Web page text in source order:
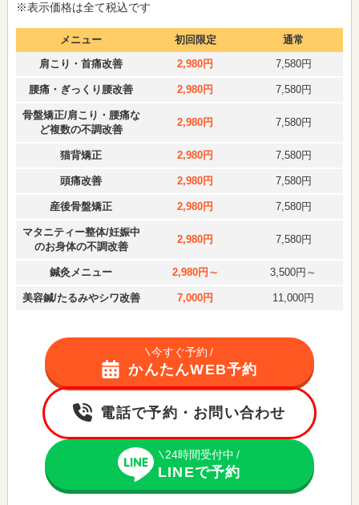
※表示価格は全て税込です
メニュー 初回限定
通常
肩こり・首痛改善
2,980円 7,580円
腰痛・ぎっくり腰改善 2,980円 7,580円
骨盤矯正/肩こり・腰痛な
ど複数の不調改善
2,980円 7,580円
猫背矯正 2,980円 7,580円
頭痛改善 2,980円 7,580円
産後骨盤矯正 2,980円 7,580円
マタニティー整体/妊娠中
のお身体の不調改善
2,980円 7,580円
鍼灸メニュー 2,980円～ 3,500円～
美容鍼/たるみやシワ改善 7,000円 11,000円
今すぐ予約
かんたんWEB予約
電話で予約・お問い合わせ
24時間受付中
LINEで予約